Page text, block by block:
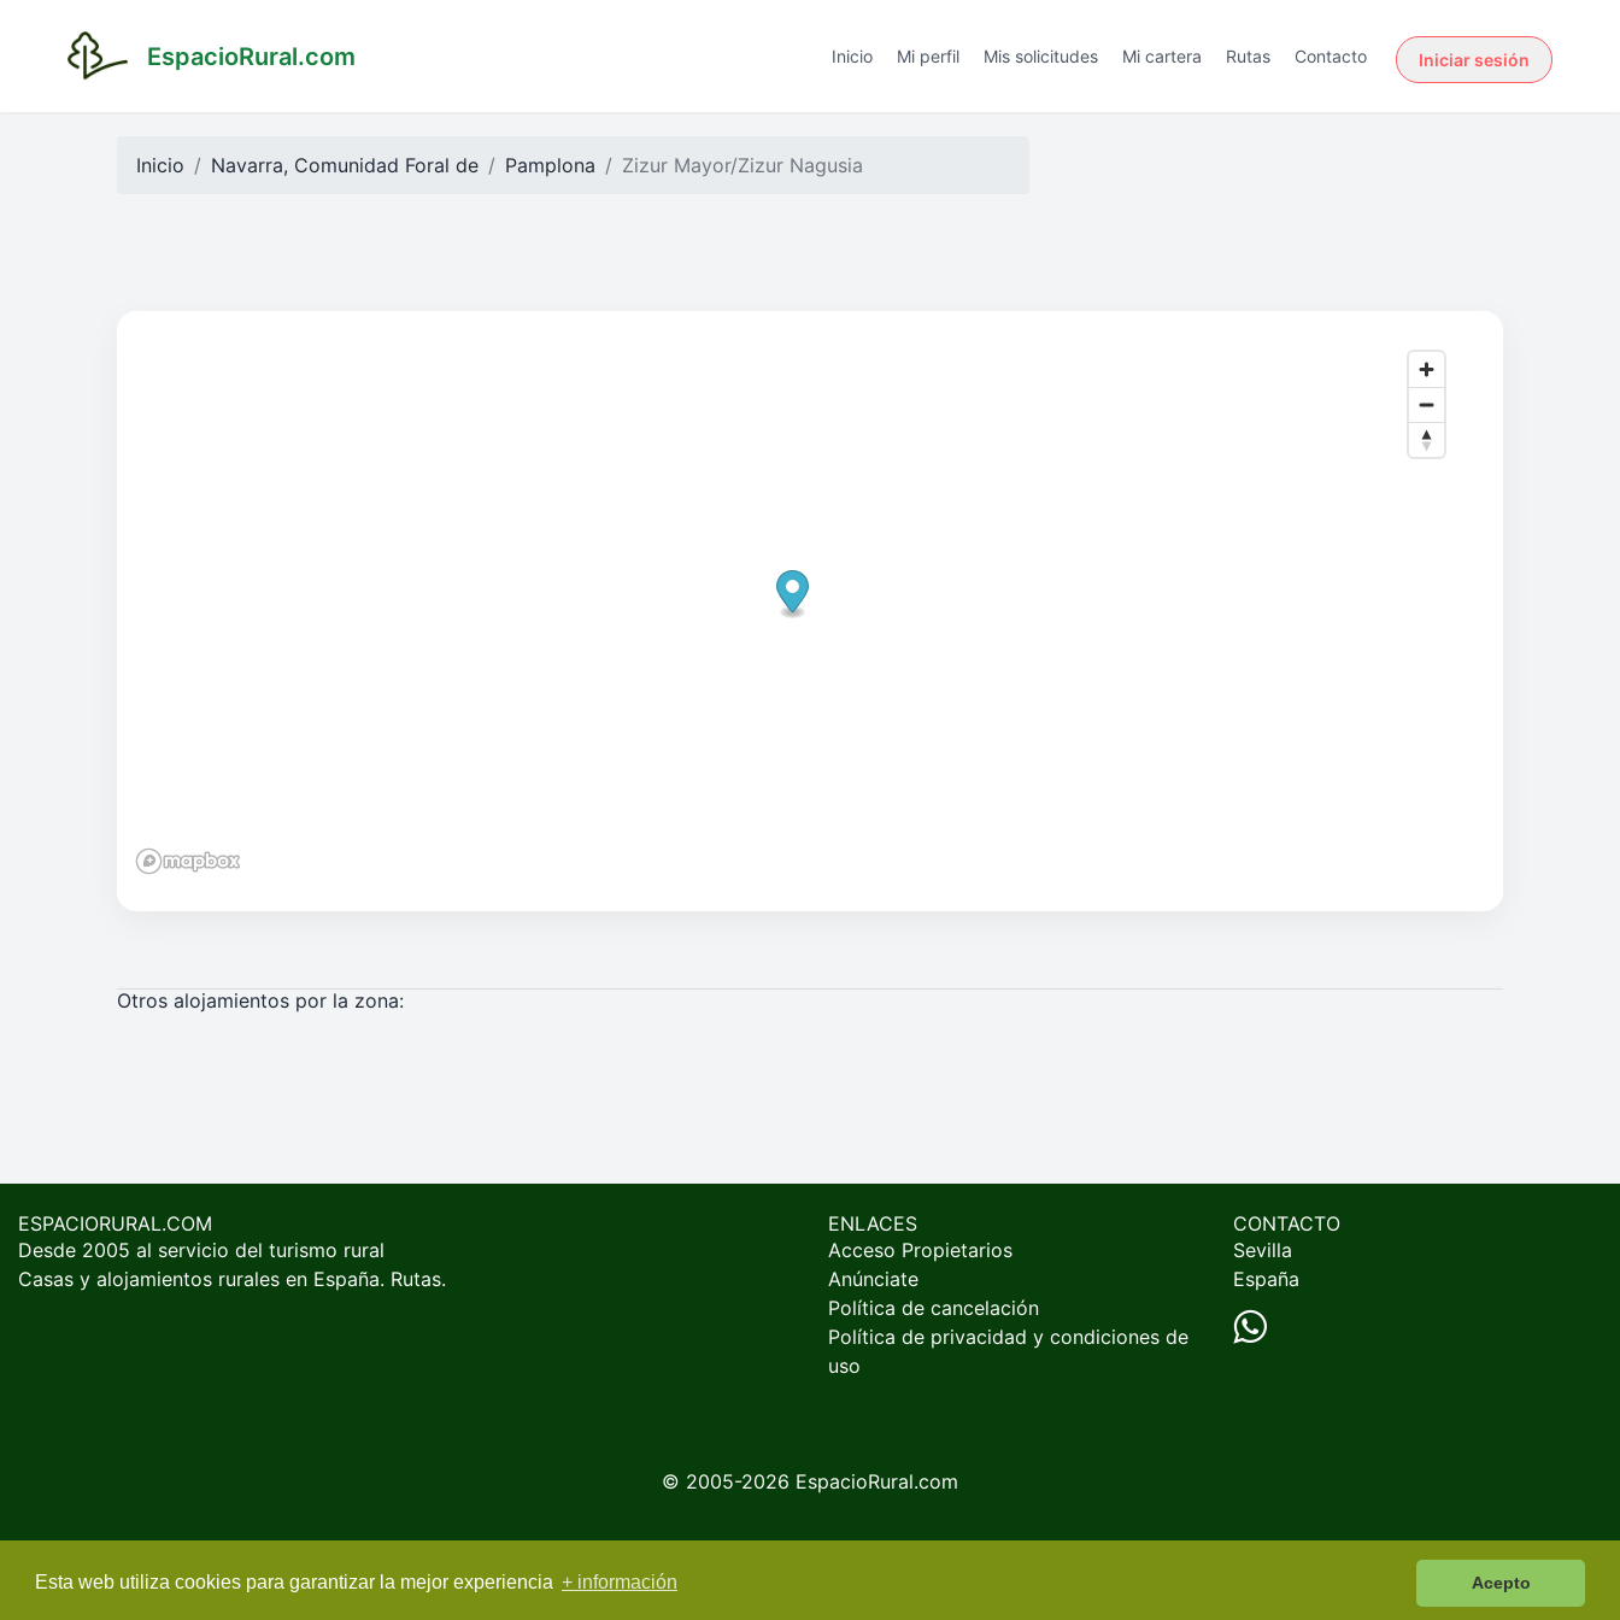
Esta web utiliza cookies para garantizar la mejor experiencia + información Acepto
EspacioRural.com Inicio Mi perfil Mis solicitudes Mi cartera Rutas Contacto Iniciar sesión
Inicio Navarra, Comunidad Foral de Pamplona Zizur Mayor/Zizur Nagusia
Otros alojamientos por la zona:
ESPACIORURAL.COM
Desde 2005 al servicio del turismo rural
Casas y alojamientos rurales en España. Rutas.
ENLACES
Acceso Propietarios
Anúnciate
Política de cancelación
Política de privacidad y condiciones de
uso
CONTACTO
Sevilla
España
© 2005-2026 EspacioRural.com